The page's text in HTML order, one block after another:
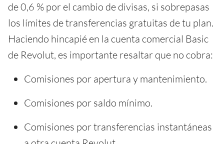
de 0,6 % por el cambio de divisas, si sobrepasas
los límites de transferencias gratuitas de tu plan.
Haciendo hincapié en la cuenta comercial Basic
de Revolut, es importante resaltar que no cobra:
Comisiones por apertura y mantenimiento.
Comisiones por saldo mínimo.
Comisiones por transferencias instantáneas